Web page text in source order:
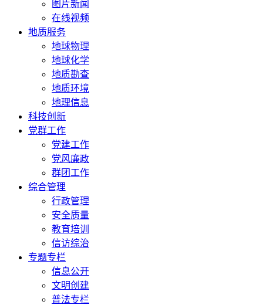
图片新闻
在线视频
地质服务
地球物理
地球化学
地质勘查
地质环境
地理信息
科技创新
党群工作
党建工作
党风廉政
群团工作
综合管理
行政管理
安全质量
教育培训
信访综治
专题专栏
信息公开
文明创建
普法专栏